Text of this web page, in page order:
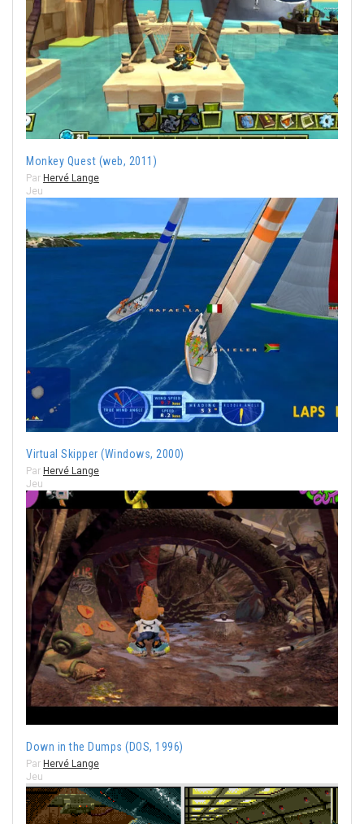
Monkey Quest (web, 2011)
Par Hervé Lange
Jeu
Virtual Skipper (Windows, 2000)
Par Hervé Lange
Jeu
Down in the Dumps (DOS, 1996)
Par Hervé Lange
Jeu